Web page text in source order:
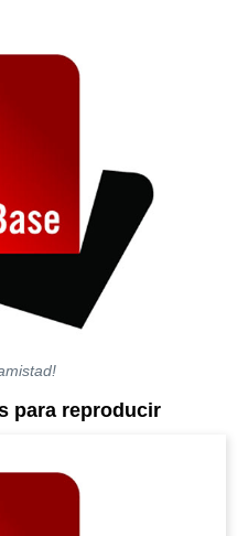
para reproducir